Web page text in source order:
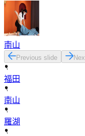
南山
Previous slide
福田
南山
羅湖